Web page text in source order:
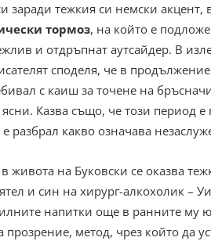
заради тежкия си немски
тормоз, на който е
и отдръпнат аутсайдер. В
споделя, че в
с каиш за точене на
Казва също, че този период е
разбрал какво означава
живота на Буковски се оказва
и син на хирург-алкохолик –
напитки още в ранните му
прозрение, метод, чрез който да